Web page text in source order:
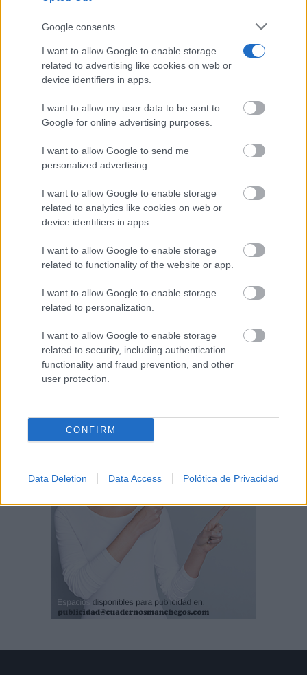
Google consents
I want to allow Google to enable storage
related to advertising like cookies on web or
device identifiers in apps.
I want to allow my user data to be sent to
Google for online advertising purposes.
I want to allow Google to send me
personalized advertising.
I want to allow Google to enable storage
related to analytics like cookies on web or
device identifiers in apps.
I want to allow Google to enable storage
related to functionality of the website or app.
I want to allow Google to enable storage
related to personalization.
I want to allow Google to enable storage
related to security, including authentication
functionality and fraud prevention, and other
user protection.
CONFIRM
Data Deletion Data Access Polótica de Privacidad
Tomelloso roza los 40 grados
este sábado con aviso amarillo
por altas temperaturas
08/08/2026
Calor, calima y tormentas
sábado en Castilla-La Mancha
Tomelloso desafía al calor y llena
de ambiente la primera noche de
su XIV Fiesta del Vino
07/08/2026
‘Chiqui-Clan’ llega a El Provencio
con los personajes infantiles más
07/08/2026